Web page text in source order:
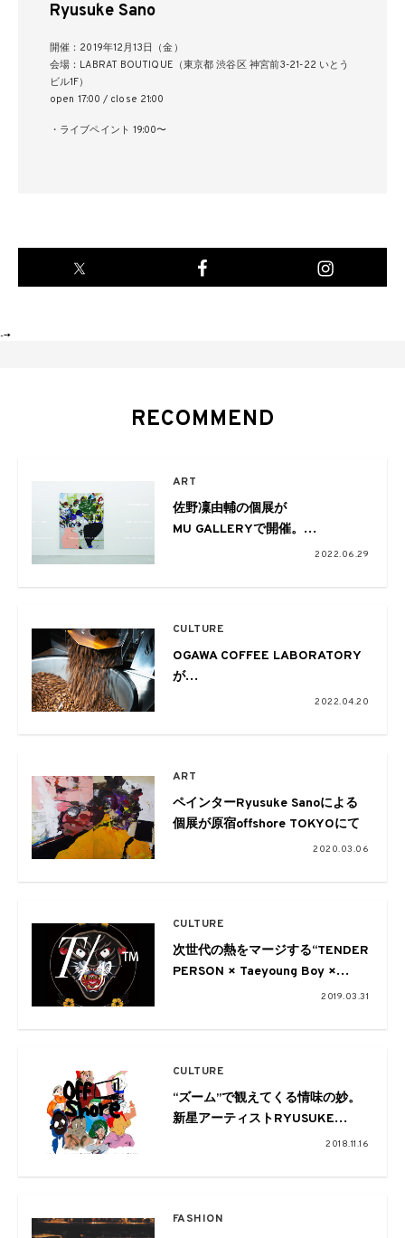
Ryusuke Sano
開催：2019年12月13日（金）
会場：LABRAT BOUTIQUE（東京都 渋谷区 神宮前3-21-22 いとう
ビル1F）
open 17:00 / close 21:00
・ライブペイント 19:00〜
-->
RECOMMEND
ART
佐野凜由輔の個展が
MU GALLERYで開催。
2022.06.29
CULTURE
OGAWA COFFEE LABORATORY
が
ロースターコラボ企画第3弾を開
2022.04.20
ART
ペインターRyusuke Sanoによる
個展が原宿offshore TOKYOにて
2020.03.06
CULTURE
次世代の熱をマージする“TENDER
PERSON × Taeyoung Boy ×
Ryusuke Sano”のトリプルネーム
ベントも
2019.03.31
CULTURE
“ズーム”で観えてくる情味の妙。
新星アーティストRYUSUKE
2018.11.16
FASHION